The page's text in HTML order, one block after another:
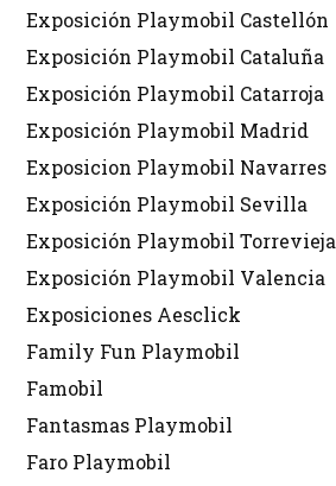
Exposición Playmobil Castellón
Exposición Playmobil Cataluña
Exposición Playmobil Catarroja
Exposición Playmobil Madrid
Exposicion Playmobil Navarres
Exposición Playmobil Sevilla
Exposición Playmobil Torrevieja
Exposición Playmobil Valencia
Exposiciones Aesclick
Family Fun Playmobil
Famobil
Fantasmas Playmobil
Faro Playmobil